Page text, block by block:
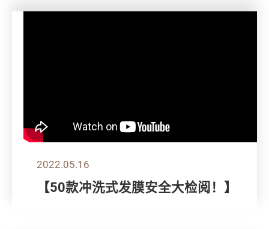
2022.05.16
【50款冲洗式发膜安全大检阅！】